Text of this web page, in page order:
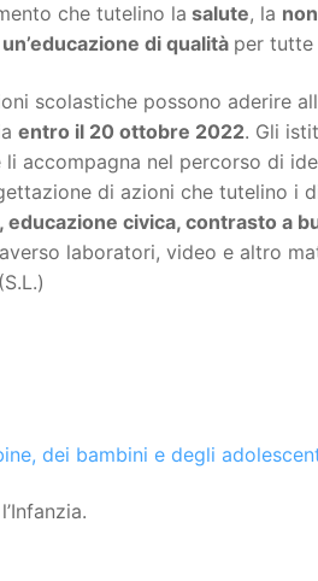
che tutelino la salute, la
di qualità per
scolastiche possono aderire
entro il 20 ottobre 2022. Gli
li accompagna nel percorso di
di azioni che tutelino i
educazione civica, contrasto a
laboratori, video e altro
dei bambini e degli